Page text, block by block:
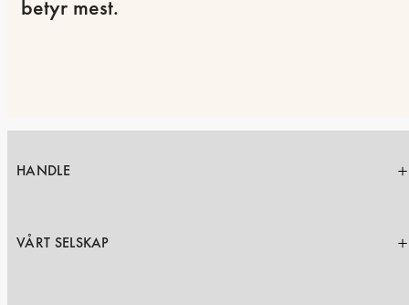
betyr mest.
HANDLE
VÅRT SELSKAP